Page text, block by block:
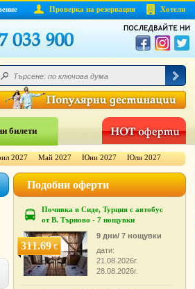
Проверка на резервация Хотели
билети
2027 Май 2027 Юни 2027 Юли 2027
Подобни оферти
Почивка в Сиде, Турция с автобус
от В. Търново - 7 нощувки
311.69€
9 дни/ 7 нощувки
дати:
21.08.2026г.
28.08.2026г.